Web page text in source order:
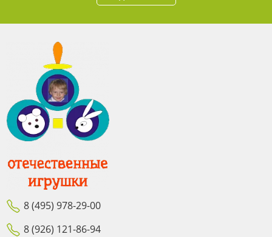
8 (495) 978-29-00
8 (926) 121-86-94